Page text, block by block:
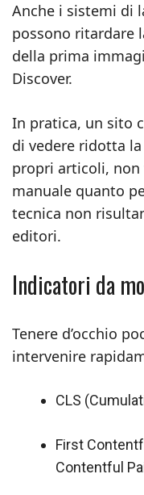
Anche i sistemi di
possono ritardare
della prima
Discover.
In pratica, un sito
di vedere ridotta
propri articoli,
manuale quanto
tecnica non
editori.
Indicatori da
Tenere d’occhio
intervenire
CLS
First
Contentful